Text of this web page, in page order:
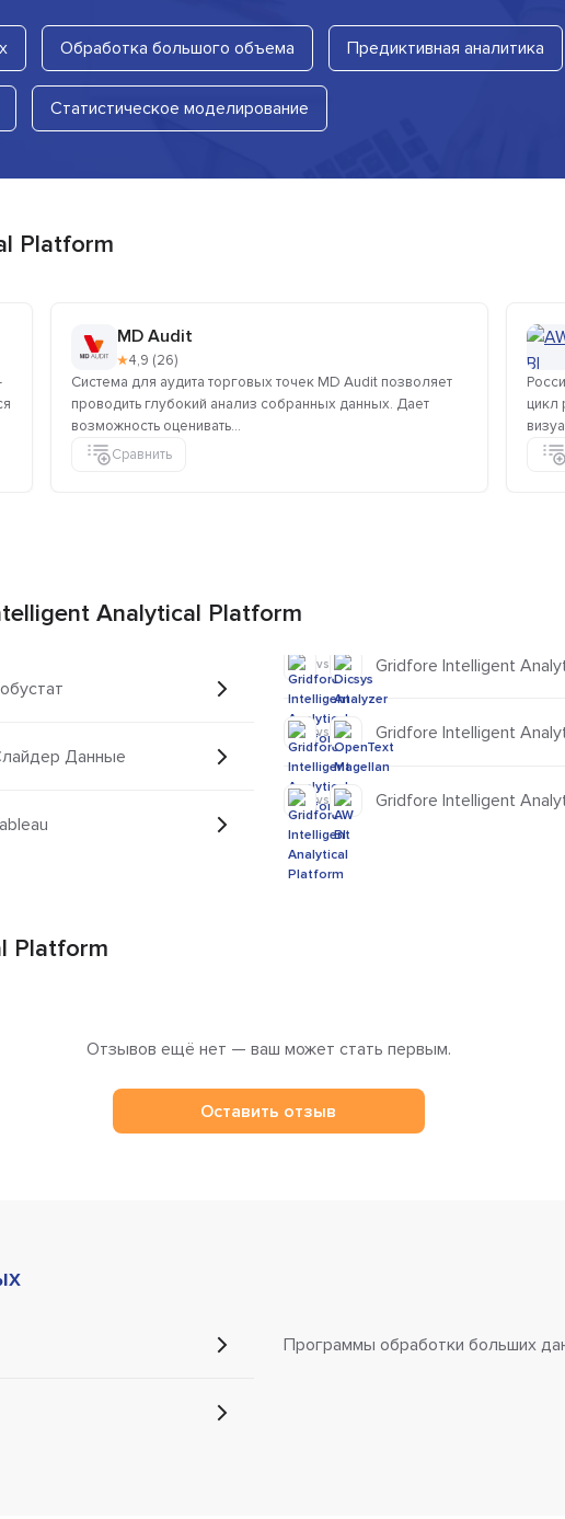
Обработка большого объема Предиктивная аналитика
Статистическое моделирование
Platform
MD Audit
★4,9 (26)
Система для аудита торговых точек MD Audit позволяет
проводить глубокий анализ собранных данных. Дает
возможность оценивать...
Сравнить
цикл
Analytical Platform
Данные
vs Gridfore Intelligent
vs Gridfore Intelligent
vs Gridfore Intelligent
Platform
Отзывов ещё нет — ваш может стать первым.
Оставить отзыв
Программы обработки больших